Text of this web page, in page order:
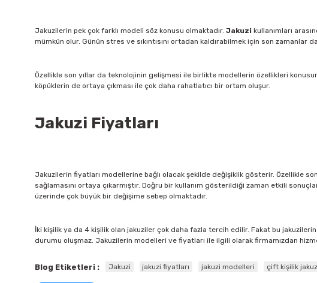
Jakuzilerin pek çok farklı modeli söz konusu olmaktadır. Jakuzi kullanımları
mümkün olur. Günün stres ve sıkıntısını ortadan kaldırabilmek için son zamanlar
Özellikle son yıllar da teknolojinin gelişmesi ile birlikte modellerin özellikleri
köpüklerin de ortaya çıkması ile çok daha rahatlatıcı bir ortam oluşur.
Jakuzi Fiyatları
Jakuzilerin fiyatları modellerine bağlı olacak şekilde değişiklik gösterir. Özellikle
sağlamasını ortaya çıkarmıştır. Doğru bir kullanım gösterildiği zaman etkili
üzerinde çok büyük bir değişime sebep olmaktadır.
İki kişilik ya da 4 kişilik olan jakuziler çok daha fazla tercih edilir. Fakat bu
durumu oluşmaz. Jakuzilerin modelleri ve fiyatları ile ilgili olarak firmamızdan
Blog Etiketleri : Jakuzi jakuzi fiyatları jakuzi modelleri çift kişilik